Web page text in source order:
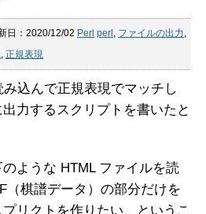
日：2020/12/02 Perl perl , ファイルの出力,
, 正規表現
込んで正規表現でマッチし
力するスクリプトを書いたと
ような HTML ファイルを読
（棋譜データ）の部分だけを
リクトを作りたい、というこ